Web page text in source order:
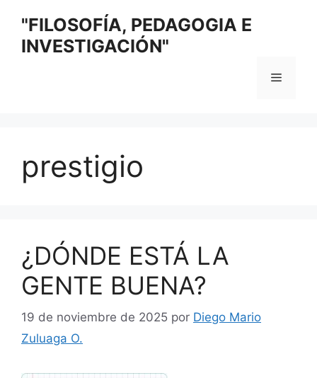
contenido
"FILOSOFÍA, PEDAGOGIA E
INVESTIGACIÓN"
Menú
prestigio
¿DÓNDE ESTÁ LA
GENTE BUENA?
19 de noviembre de 2025 por Diego Mario
Zuluaga O.